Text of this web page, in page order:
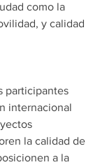
como la
y calidad
participantes
internacional
la calidad de
a la